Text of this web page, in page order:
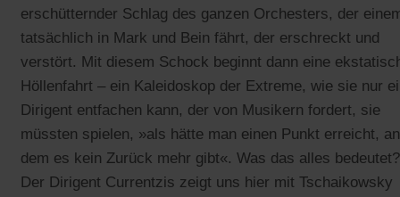
erschütternder Schlag des ganzen Orchesters, der
tatsächlich in Mark und Bein fährt, der erschreckt und
verstört. Mit diesem Schock beginnt dann eine
Höllenfahrt – ein Kaleidoskop der Extreme, wie sie nur
Dirigent entfachen kann, der von Musikern fordert, sie
müssten spielen, »als hätte man einen Punkt erreicht, an
dem es kein Zurück mehr gibt«. Was das alles bedeutet?
Der Dirigent Currentzis zeigt uns hier mit Tschaikowsky